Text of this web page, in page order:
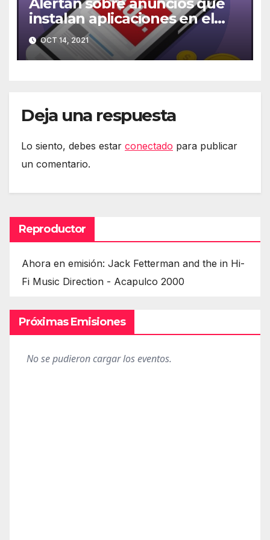
instalan aplicaciones en el
móvil
OCT 14, 2021
Deja una respuesta
Lo siento, debes estar conectado para publicar
un comentario.
Reproductor
Ahora en emisión: Jack Fetterman and the in Hi-
Fi Music Direction - Acapulco 2000
Próximas Emisiones